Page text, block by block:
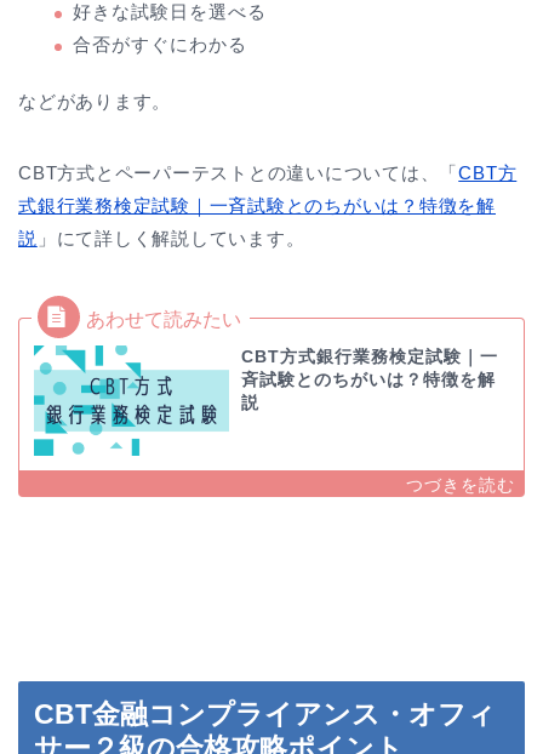
好きな試験日を選べる
合否がすぐにわかる
などがあります。
CBT方式とペーパーテストとの違いについては、「CBT方
式銀行業務検定試験｜一斉試験とのちがいは？特徴を解
説 」にて詳しく解説しています。
CBT方式銀行業務検定試験｜一
斉試験とのちがいは？特徴を解
説
CBT金融コンプライアンス・オフィ